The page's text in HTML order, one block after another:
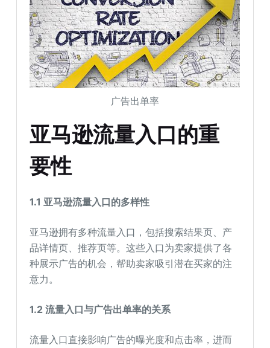
广告出单率
亚马逊流量入口的重
要性
1.1 亚马逊流量入口的多样性
亚马逊拥有多种流量入口，包括搜索结果页、产
品详情页、推荐页等。这些入口为卖家提供了各
种展示广告的机会，帮助卖家吸引潜在买家的注
意力。
1.2 流量入口与广告出单率的关系
流量入口直接影响广告的曝光度和点击率，进而